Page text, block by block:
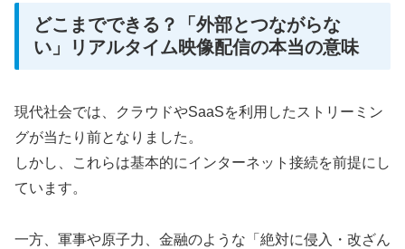
どこまでできる？「外部とつながらな
い」リアルタイム映像配信の本当の意味
現代社会では、クラウドやSaaSを利用したストリーミン
グが当たり前となりました。
しかし、これらは基本的にインターネット接続を前提にし
ています。
一方、軍事や原子力、金融のような「絶対に侵入・改ざん